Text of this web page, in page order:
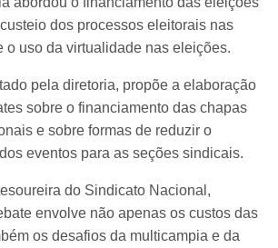
dos processos eleitorais nas
o uso da virtualidade nas eleições.
pela diretoria, propõe a elaboração
sobre o financiamento das chapas
e sobre formas de reduzir o
eventos para as seções sindicais.
do Sindicato Nacional,
envolve não apenas os custos das
os desafios da multicampia e da